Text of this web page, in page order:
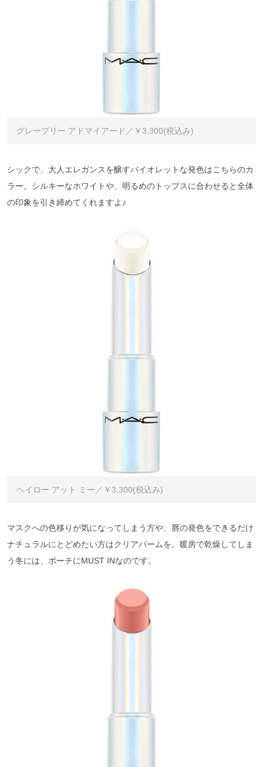
グレープリー アドマイアード／￥3,300(税込み)
シックで、大人エレガンスを醸すバイオレットな発色はこちらのカ
ラー。シルキーなホワイトや、明るめのトップスに合わせると全体
の印象を引き締めてくれますよ♪
ヘイロー アット ミー／￥3,300(税込み)
マスクへの色移りが気になってしまう方や、唇の発色をできるだけ
ナチュラルにとどめたい方はクリアバームを。暖房で乾燥してしま
う冬には、ポーチにMUST INなのです。